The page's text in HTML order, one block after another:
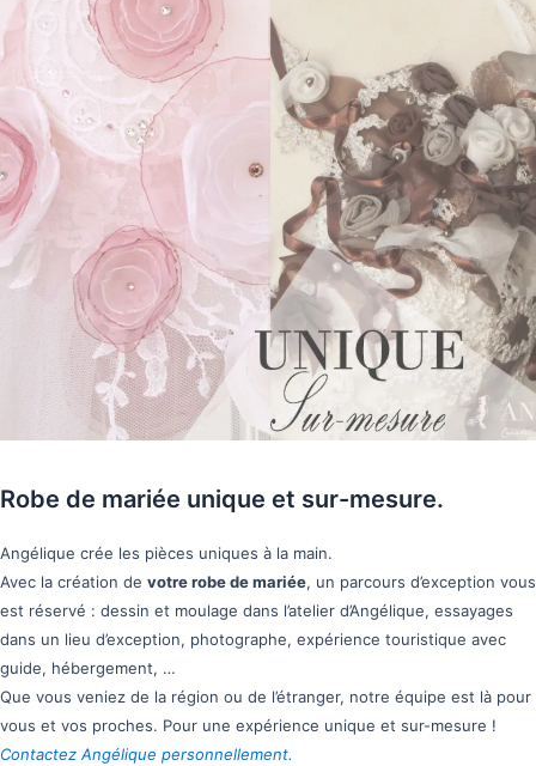
Robe de mariée unique et sur-mesure.
Angélique crée les pièces uniques à la main.
Avec la création de votre robe de mariée, un parcours d’exception vous
est réservé : dessin et moulage dans l’atelier d’Angélique, essayages
dans un lieu d’exception, photographe, expérience touristique avec
guide, hébergement, …
Que vous veniez de la région ou de l’étranger, notre équipe est là pour
vous et vos proches. Pour une expérience unique et sur-mesure !
Contactez Angélique personnellement.